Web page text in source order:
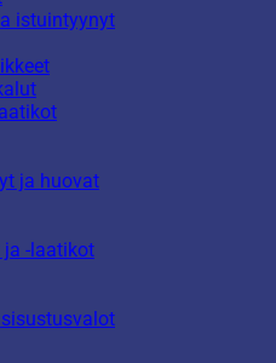
istuintyynyt
ja huovat
-laatikot